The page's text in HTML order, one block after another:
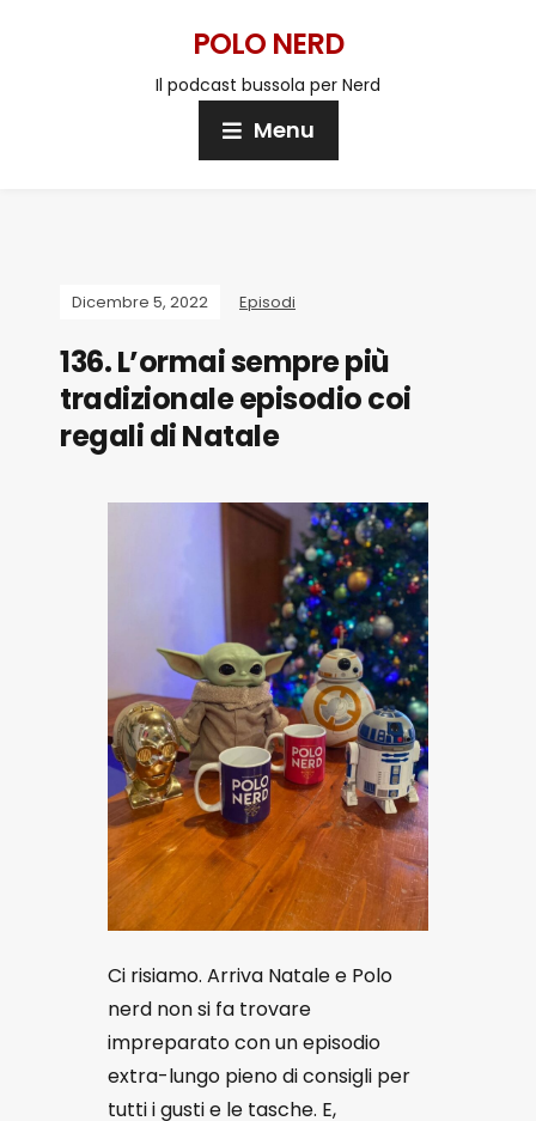
POLO NERD
Il podcast bussola per Nerd
Menu
Dicembre 5, 2022 Episodi
136. L’ormai sempre più
tradizionale episodio coi
regali di Natale
Ci risiamo. Arriva Natale e Polo
nerd non si fa trovare
impreparato con un episodio
extra-lungo pieno di consigli per
tutti i gusti e le tasche. E,